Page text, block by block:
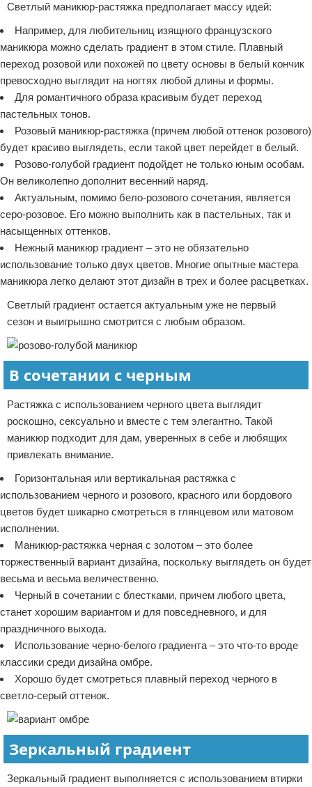
Светлый маникюр-растяжка предполагает массу идей:
Например, для любительниц изящного французского
маникюра можно сделать градиент в этом стиле. Плавный
переход розовой или похожей по цвету основы в белый кончик
превосходно выглядит на ногтях любой длины и формы.
Для романтичного образа красивым будет переход
пастельных тонов.
Розовый маникюр-растяжка (причем любой оттенок розового)
будет красиво выглядеть, если такой цвет перейдет в белый.
Розово-голубой градиент подойдет не только юным особам.
Он великолепно дополнит весенний наряд.
Актуальным, помимо бело-розового сочетания, является
серо-розовое. Его можно выполнить как в пастельных, так и
насыщенных оттенков.
Нежный маникюр градиент – это не обязательно
использование только двух цветов. Многие опытные мастера
маникюра легко делают этот дизайн в трех и более расцветках.
Светлый градиент остается актуальным уже не первый
сезон и выигрышно смотрится с любым образом.
В сочетании с черным
Растяжка с использованием черного цвета выглядит
роскошно, сексуально и вместе с тем элегантно. Такой
маникюр подходит для дам, уверенных в себе и любящих
привлекать внимание.
Горизонтальная или вертикальная растяжка с
использованием черного и розового, красного или бордового
цветов будет шикарно смотреться в глянцевом или матовом
исполнении.
Маникюр-растяжка черная с золотом – это более
торжественный вариант дизайна, поскольку выглядеть он будет
весьма и весьма величественно.
Черный в сочетании с блестками, причем любого цвета,
станет хорошим вариантом и для повседневного, и для
праздничного выхода.
Использование черно-белого градиента – это что-то вроде
классики среди дизайна омбре.
Хорошо будет смотреться плавный переход черного в
светло-серый оттенок.
Зеркальный градиент
Зеркальный градиент выполняется с использованием втирки